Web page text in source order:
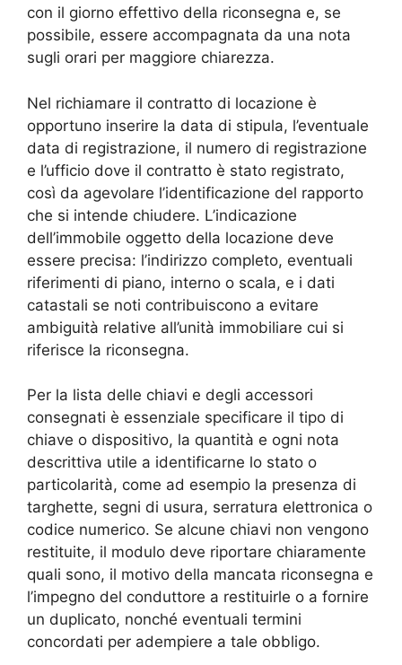
con il giorno effettivo della riconsegna e, se
possibile, essere accompagnata da una nota
sugli orari per maggiore chiarezza.
Nel richiamare il contratto di locazione è
opportuno inserire la data di stipula, l’eventuale
data di registrazione, il numero di registrazione
e l’ufficio dove il contratto è stato registrato,
così da agevolare l’identificazione del rapporto
che si intende chiudere. L’indicazione
dell’immobile oggetto della locazione deve
essere precisa: l’indirizzo completo, eventuali
riferimenti di piano, interno o scala, e i dati
catastali se noti contribuiscono a evitare
ambiguità relative all’unità immobiliare cui si
riferisce la riconsegna.
Per la lista delle chiavi e degli accessori
consegnati è essenziale specificare il tipo di
chiave o dispositivo, la quantità e ogni nota
descrittiva utile a identificarne lo stato o
particolarità, come ad esempio la presenza di
targhette, segni di usura, serratura elettronica o
codice numerico. Se alcune chiavi non vengono
restituite, il modulo deve riportare chiaramente
quali sono, il motivo della mancata riconsegna e
l’impegno del conduttore a restituirle o a fornire
un duplicato, nonché eventuali termini
concordati per adempiere a tale obbligo.